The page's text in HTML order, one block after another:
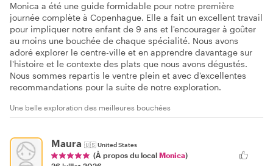
Monica a été une guide formidable pour notre première
journée complète à Copenhague. Elle a fait un excellent travail
pour impliquer notre enfant de 9 ans et l'encourager à goûter
au moins une bouchée de chaque spécialité. Nous avons
adoré explorer le centre-ville et en apprendre davantage sur
l'histoire et le contexte des plats que nous avons dégustés.
Nous sommes repartis le ventre plein et avec d'excellentes
recommandations pour la suite de notre exploration.
Une belle exploration des meilleures bouchées
Maura 🇺🇸United States
(À propos du local Monica)